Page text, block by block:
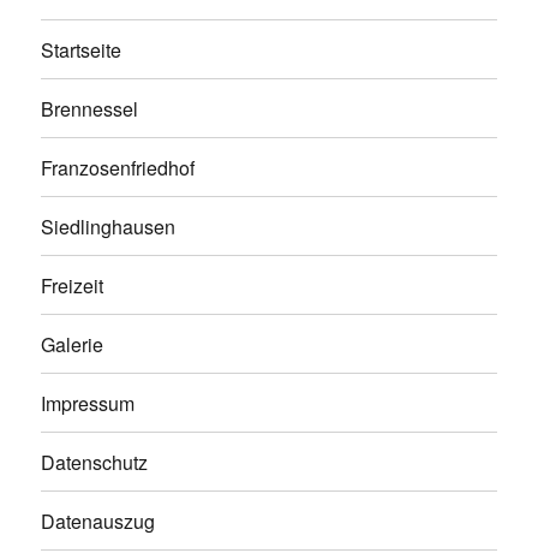
Startseite
Brennessel
Franzosenfriedhof
Siedlinghausen
Freizeit
Galerie
Impressum
Datenschutz
Datenauszug